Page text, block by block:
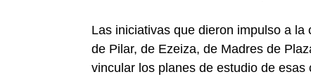
Las iniciativas que dieron impulso a
de Pilar, de Ezeiza, de Madres de
vincular los planes de estudio de